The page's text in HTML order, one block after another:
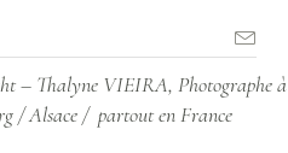
– Thalyne VIEIRA, Photographe à
/ Alsace / partout en France